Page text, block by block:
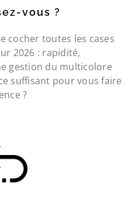
vous ?
cocher toutes les cases
2026 : rapidité,
gestion du multicolore
suffisant pour vous faire
?